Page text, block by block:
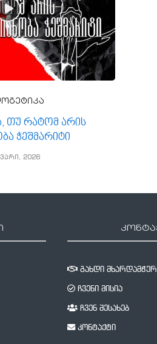
თუ რატომ არის
ჭეშმარიტი
2026
გახდი
ჩვენი მისია
ჩვენ შესახებ
კონტაქტი